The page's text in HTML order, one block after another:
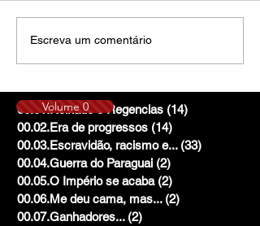
Escreva um comentário
00.01.Reinado e Regencias (14)
00.02.Era de progressos (14)
00.03.Escravidão, racismo e... (33)
00.04.Guerra do Paraguai (2)
00.05.O Império se acaba (2)
00.06.Me deu cama, mas... (2)
00.07.Ganhadores... (2)
Volume 0